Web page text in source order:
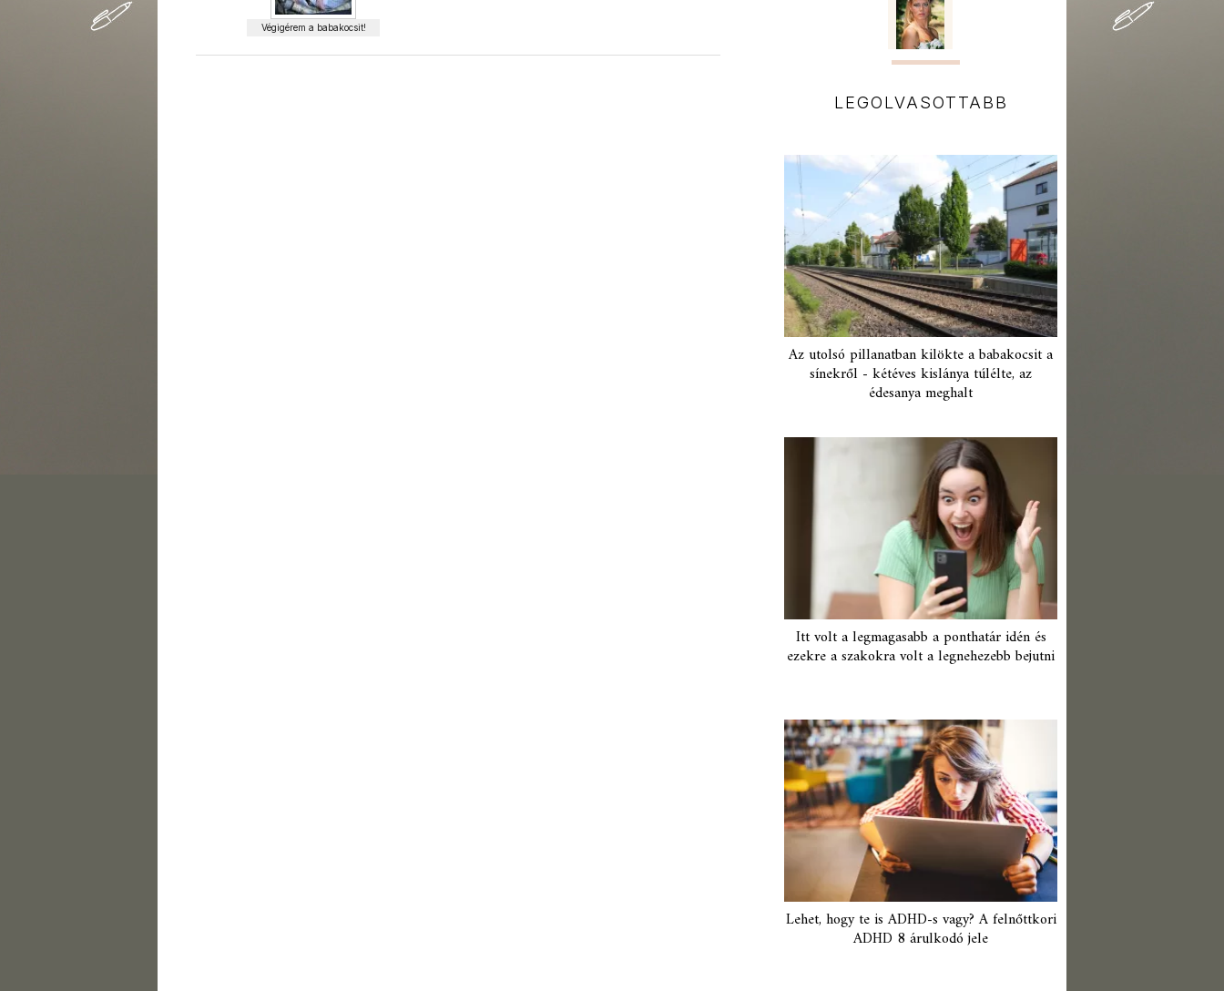
Végigérem a babakocsit!
LEGOLVASOTTABB
Az utolsó pillanatban kilökte a babakocsit a
sínekről - kétéves kislánya túlélte, az
édesanya meghalt
Itt volt a legmagasabb a ponthatár idén és
ezekre a szakokra volt a legnehezebb bejutni
Lehet, hogy te is ADHD-s vagy? A felnőttkori
ADHD 8 árulkodó jele